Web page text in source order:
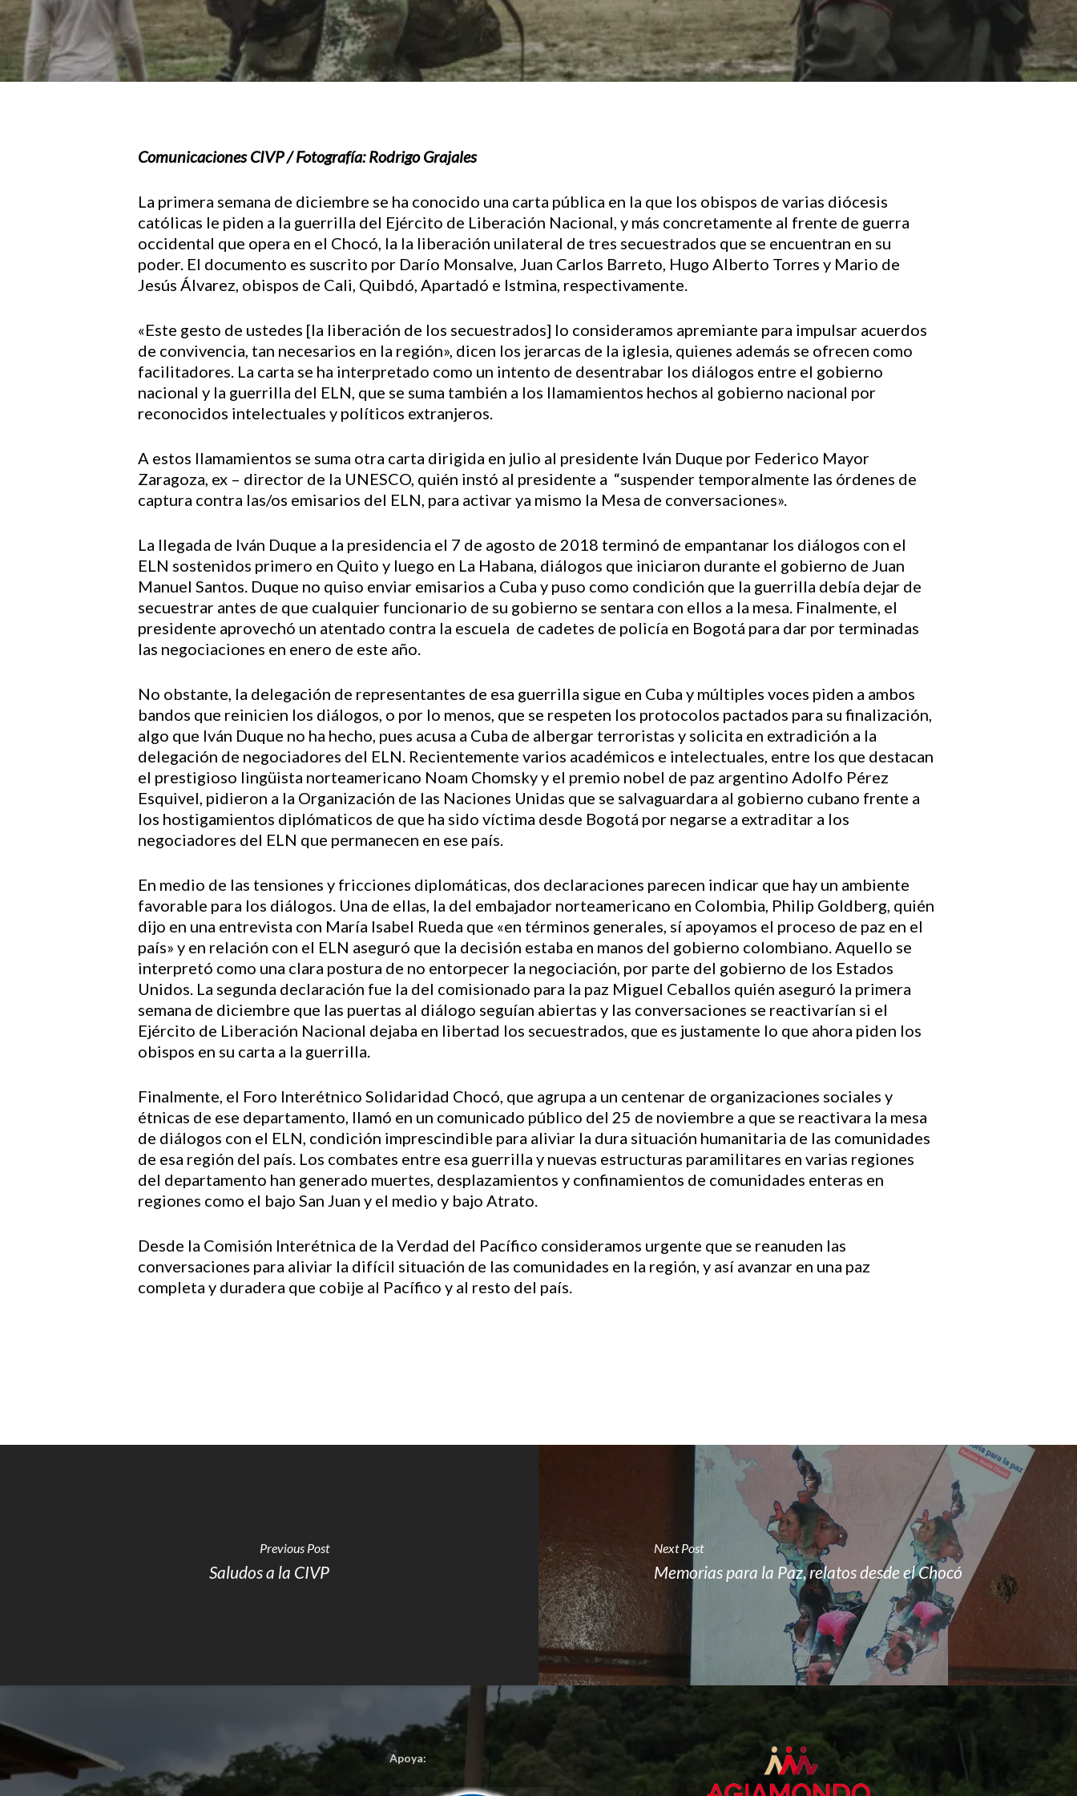
Hit enter to search or ESC to close
Comunicaciones CIVP / Fotografía: Rodrigo Grajales
La primera semana de diciembre se ha conocido una carta pública en la que los obispos de varias diócesis
católicas le piden a la guerrilla del Ejército de Liberación Nacional, y más concretamente al frente de guerra
occidental que opera en el Chocó, la la liberación unilateral de tres secuestrados que se encuentran en su
poder. El documento es suscrito por Darío Monsalve, Juan Carlos Barreto, Hugo Alberto Torres y Mario de
Jesús Álvarez, obispos de Cali, Quibdó, Apartadó e Istmina, respectivamente.
«Este gesto de ustedes [la liberación de los secuestrados] lo consideramos apremiante para impulsar acuerdos
de convivencia, tan necesarios en la región», dicen los jerarcas de la iglesia, quienes además se ofrecen como
facilitadores. La carta se ha interpretado como un intento de desentrabar los diálogos entre el gobierno
nacional y la guerrilla del ELN, que se suma también a los llamamientos hechos al gobierno nacional por
reconocidos intelectuales y políticos extranjeros.
A estos llamamientos se suma otra carta dirigida en julio al presidente Iván Duque por Federico Mayor
Zaragoza, ex – director de la UNESCO, quién instó al presidente a “suspender temporalmente las órdenes de
captura contra las/os emisarios del ELN, para activar ya mismo la Mesa de conversaciones».
La llegada de Iván Duque a la presidencia el 7 de agosto de 2018 terminó de empantanar los diálogos con el
ELN sostenidos primero en Quito y luego en La Habana, diálogos que iniciaron durante el gobierno de Juan
Manuel Santos. Duque no quiso enviar emisarios a Cuba y puso como condición que la guerrilla debía dejar de
secuestrar antes de que cualquier funcionario de su gobierno se sentara con ellos a la mesa. Finalmente, el
presidente aprovechó un atentado contra la escuela de cadetes de policía en Bogotá para dar por terminadas
las negociaciones en enero de este año.
No obstante, la delegación de representantes de esa guerrilla sigue en Cuba y múltiples voces piden a ambos
bandos que reinicien los diálogos, o por lo menos, que se respeten los protocolos pactados para su finalización,
algo que Iván Duque no ha hecho, pues acusa a Cuba de albergar terroristas y solicita en extradición a la
delegación de negociadores del ELN. Recientemente varios académicos e intelectuales, entre los que destacan
el prestigioso lingüista norteamericano Noam Chomsky y el premio nobel de paz argentino Adolfo Pérez
Esquivel, pidieron a la Organización de las Naciones Unidas que se salvaguardara al gobierno cubano frente a
los hostigamientos diplómaticos de que ha sido víctima desde Bogotá por negarse a extraditar a los
negociadores del ELN que permanecen en ese país.
En medio de las tensiones y fricciones diplomáticas, dos declaraciones parecen indicar que hay un ambiente
favorable para los diálogos. Una de ellas, la del embajador norteamericano en Colombia, Philip Goldberg, quién
dijo en una entrevista con María Isabel Rueda que «en términos generales, sí apoyamos el proceso de paz en el
país» y en relación con el ELN aseguró que la decisión estaba en manos del gobierno colombiano. Aquello se
interpretó como una clara postura de no entorpecer la negociación, por parte del gobierno de los Estados
Unidos. La segunda declaración fue la del comisionado para la paz Miguel Ceballos quién aseguró la primera
semana de diciembre que las puertas al diálogo seguían abiertas y las conversaciones se reactivarían si el
Ejército de Liberación Nacional dejaba en libertad los secuestrados, que es justamente lo que ahora piden los
obispos en su carta a la guerrilla.
Finalmente, el Foro Interétnico Solidaridad Chocó, que agrupa a un centenar de organizaciones sociales y
étnicas de ese departamento, llamó en un comunicado público del 25 de noviembre a que se reactivara la mesa
de diálogos con el ELN, condición imprescindible para aliviar la dura situación humanitaria de las comunidades
de esa región del país. Los combates entre esa guerrilla y nuevas estructuras paramilitares en varias regiones
del departamento han generado muertes, desplazamientos y confinamientos de comunidades enteras en
regiones como el bajo San Juan y el medio y bajo Atrato.
Desde la Comisión Interétnica de la Verdad del Pacífico consideramos urgente que se reanuden las
conversaciones para aliviar la difícil situación de las comunidades en la región, y así avanzar en una paz
completa y duradera que cobije al Pacífico y al resto del país.
Previous Post
Saludos a la CIVP
Next Post
Memorias para la Paz, relatos desde el Chocó
Apoya: